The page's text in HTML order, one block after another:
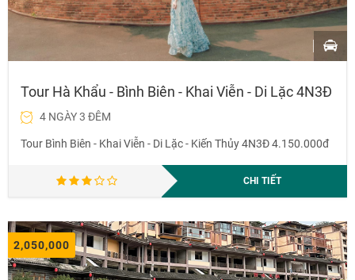
Tour Hà Khẩu - Bình Biên - Khai Viễn - Di Lặc 4N3Đ
4 NGÀY 3 ĐÊM
Tour Bình Biên - Khai Viễn - Di Lặc - Kiến Thủy 4N3Đ 4.150.000đ
CHI TIẾT
2,050,000